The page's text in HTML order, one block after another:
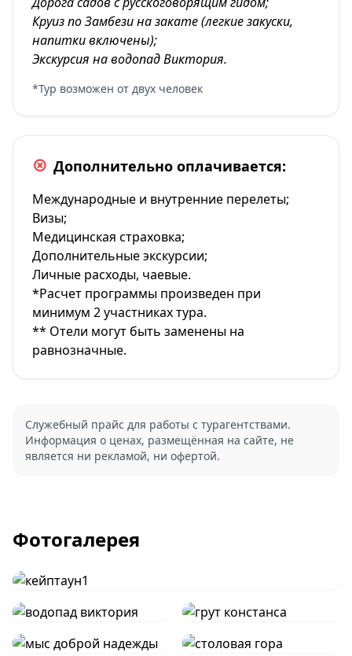
Круиз по Замбези на закате (легкие закуски,
напитки включены);
Экскурсия на водопад Виктория.
*Тур возможен от двух человек
Дополнительно оплачивается:
Международные и внутренние перелеты;
Визы;
Медицинская страховка;
Дополнительные экскурсии;
Личные расходы, чаевые.
*Расчет программы произведен при
минимум 2 участниках тура.
** Отели могут быть заменены на
равнозначные.
Служебный прайс для работы с турагентствами.
Информация о ценах, размещённая на сайте, не
является ни рекламой, ни офертой.
Фотогалерея